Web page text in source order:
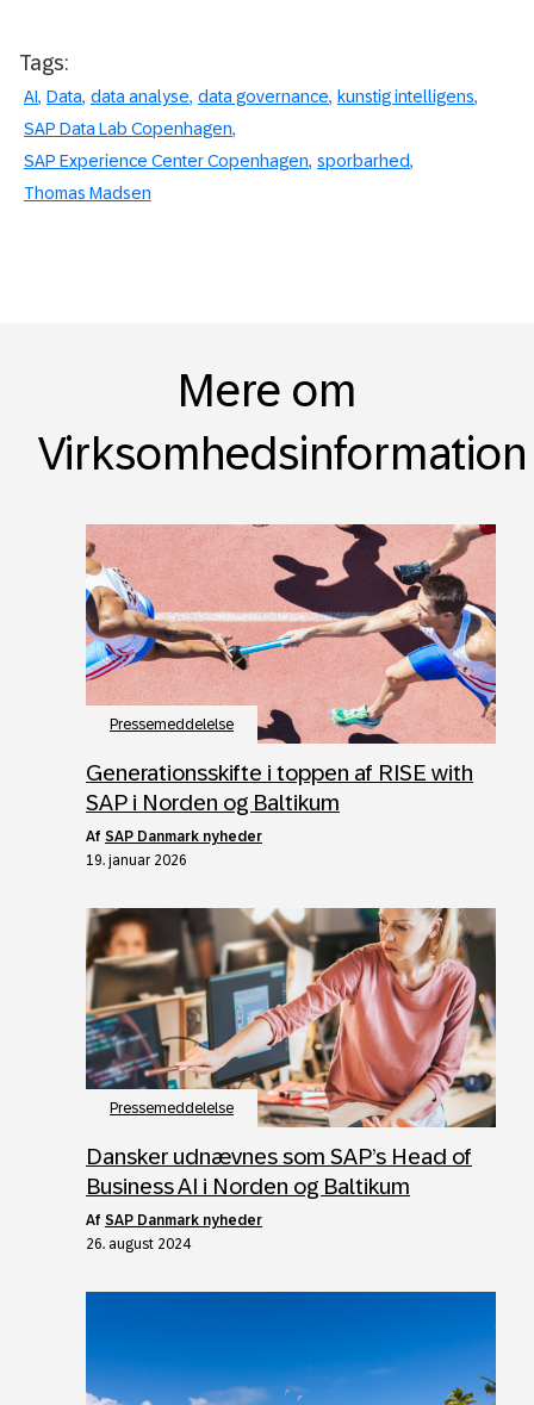
Tags:
AI Data data analyse data governance kunstig intelligens
SAP Data Lab Copenhagen
SAP Experience Center Copenhagen sporbarhed
Thomas Madsen
Mere om
Virksomhedsinformation
Pressemeddelelse
Generationsskifte i toppen af RISE with
SAP i Norden og Baltikum
af SAP Danmark nyheder
19. januar 2026
Pressemeddelelse
Dansker udnævnes som SAP’s Head of
Business AI i Norden og Baltikum
af SAP Danmark nyheder
26. august 2024